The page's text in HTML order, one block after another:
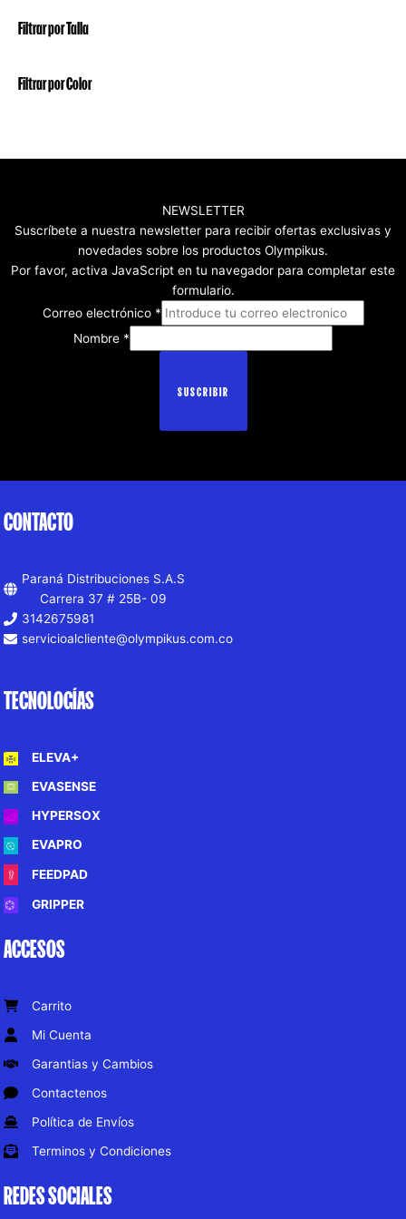
Filtrar por Talla
Filtrar por Color
NEWSLETTER
Suscríbete a nuestra newsletter para recibir ofertas exclusivas y
novedades sobre los productos Olympikus.
Por favor, activa JavaScript en tu navegador para completar este
formulario.
Correo electrónico *
Nombre *
SUSCRIBIR
CONTACTO
Paraná Distribuciones S.A.S
Carrera 37 # 25B- 09
3142675981
servicioalcliente@olympikus.com.co
TECNOLOGÍAS
ELEVA+
EVASENSE
HYPERSOX
EVAPRO
FEEDPAD
GRIPPER
ACCESOS
Carrito
Mi Cuenta
Garantias y Cambios
Contactenos
Política de Envíos
Terminos y Condiciones
REDES SOCIALES